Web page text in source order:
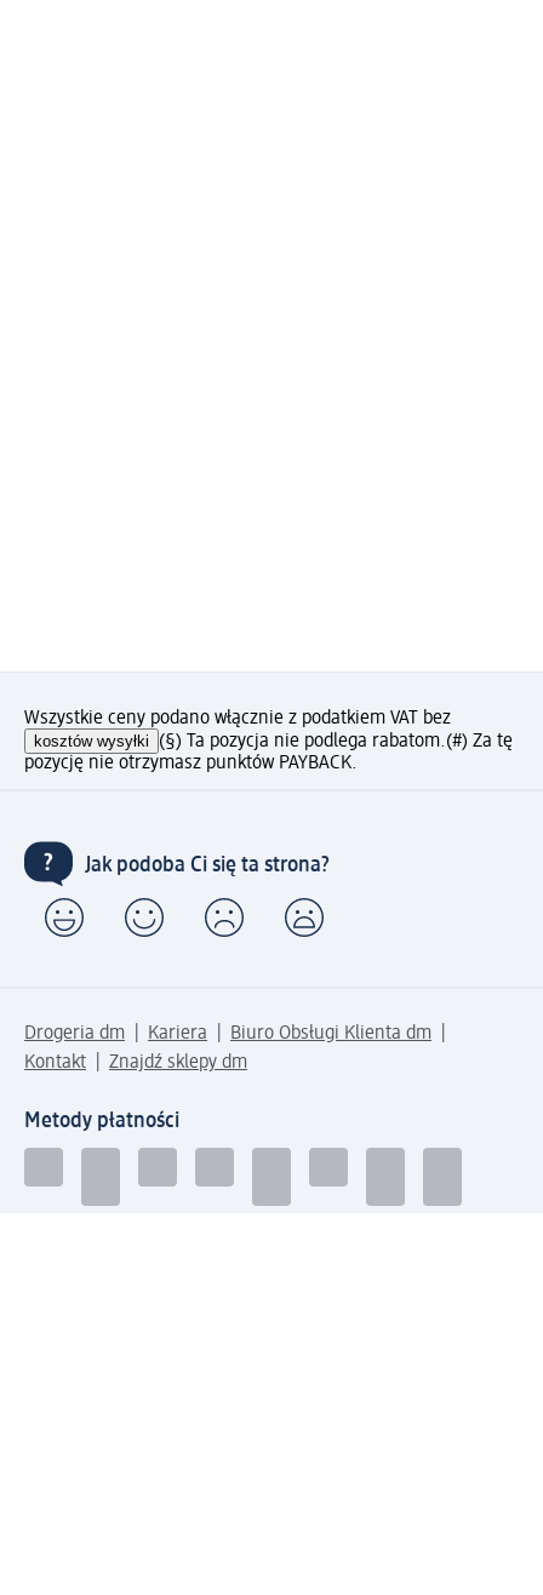
Wszystkie ceny podano włącznie z podatkiem VAT bez
kosztów wysyłki (§) Ta pozycja nie podlega rabatom.(#) Za tę
pozycję nie otrzymasz punktów PAYBACK.
Jak podoba Ci się ta strona?
Drogeria dm Kariera
Biuro Obsługi Klienta dm
Kontakt
Znajdź sklepy dm
Metody płatności